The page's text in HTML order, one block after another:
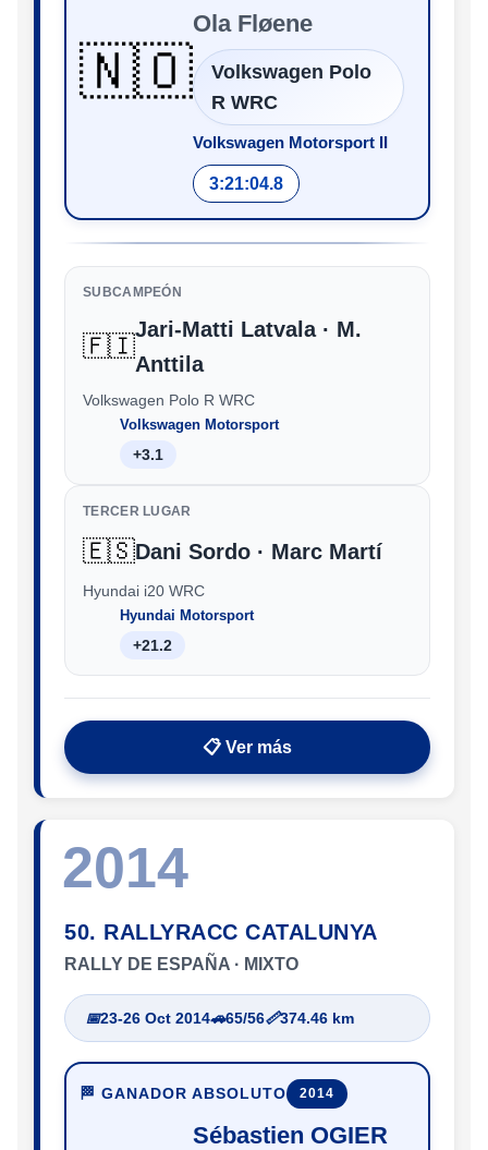
🇳🇴
Ola Fløene
Volkswagen Polo
R WRC
Volkswagen Motorsport II
3:21:04.8
SUBCAMPEÓN
🇫🇮
Jari-Matti Latvala · M.
Anttila
Volkswagen Polo R WRC
Volkswagen Motorsport
+3.1
TERCER LUGAR
🇪🇸Dani Sordo · Marc Martí
Hyundai i20 WRC
Hyundai Motorsport
+21.2
📋 Ver más
2014
50. RALLYRACC CATALUNYA
RALLY DE ESPAÑA · MIXTO
📅23-26 Oct 2014🚗65/56📏374.46 km
🏁 GANADOR ABSOLUTO 2014
Sébastien OGIER